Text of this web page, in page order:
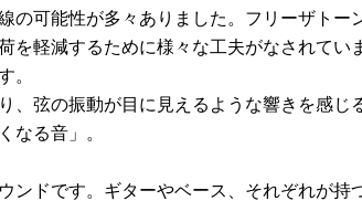
の可能性が多々ありました。フリーザトー
を軽減するために様々な工夫がなされてい
。
、弦の振動が目に見えるような響きを感じ
なる音」。
ンドです。ギターやベース、それぞれが持